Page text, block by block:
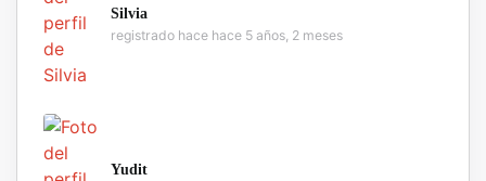
Silvia
registrado hace hace 5 años, 2 meses
Yudit